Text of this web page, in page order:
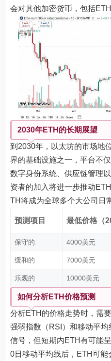
会对其他加密货币，包括
2030年ETH的长期展望
到2030年，以太坊的市场地
界的基础设施之一，平台不
数字身份系统、供应链管理
资者的加入将进一步推动
TH将成为全球多个大公司日
预测项目 最低价格（
保守的 4000美元
缓和的 7000美元
乐观的 10000美元
如何分析ETH价格预测
分析ETH的价格走势时，需
强弱指数（RSI）和移动平
信号，但短期内ETH有可能
0日移动平均线后，ETH可能